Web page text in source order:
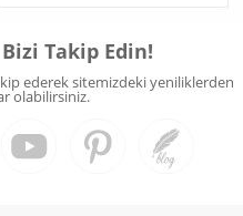
Takip Edin!
ederek sitemizdeki yeniliklerden
olabilirsiniz.